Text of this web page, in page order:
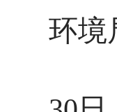
环境